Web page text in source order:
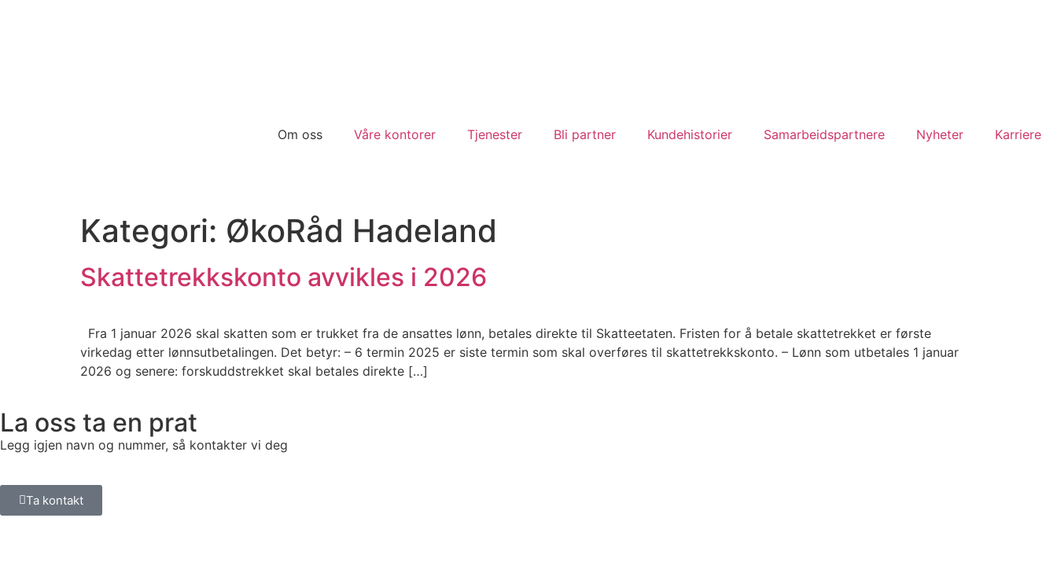
Om oss Våre kontorer Tjenester Bli partner Kundehistorier Samarbeidspartnere Nyheter Karriere
Kategori: ØkoRåd Hadeland
Skattetrekkskonto avvikles i 2026
Fra 1 januar 2026 skal skatten som er trukket fra de ansattes lønn, betales direkte til Skatteetaten. Fristen for å betale skattetrekket er første
virkedag etter lønnsutbetalingen. Det betyr: – 6 termin 2025 er siste termin som skal overføres til skattetrekkskonto. – Lønn som utbetales 1 januar
2026 og senere: forskuddstrekket skal betales direkte […]
La oss ta en prat
Legg igjen navn og nummer, så kontakter vi deg
Ta kontakt